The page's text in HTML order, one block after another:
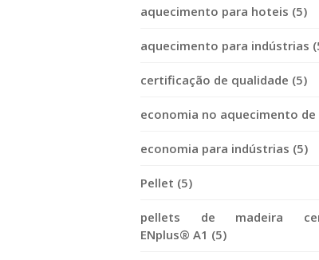
aquecimento para hoteis (5)
aquecimento para indústrias
certificação de qualidade (5)
economia no aquecimento de
economia para indústrias (5)
Pellet (5)
pellets de madeira
ENplus® A1 (5)